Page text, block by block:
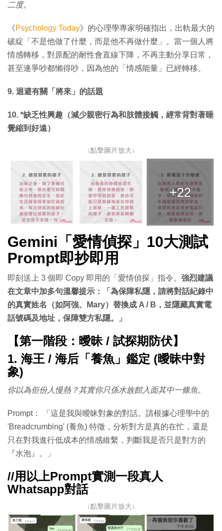
二度。
《Psychology Today》的心理學專家明確指出，出軌最大的
破綻「不是他做了什麼，而是他不再做什麼」。當一個人將
情感轉移，對原配的耐性會直線下降，不再主動分享日常，
甚至連爭吵都懶得吵，因為他的「情感能量」已經轉移。
9. 迴避有關「將來」的話題
10. *缺乏性興趣（減少親密行為和肢體接觸，經常背對著睡
覺縮到好遠）
↓點擊圖片放大↓
+22
Gemini「愛情偵探」10大測試
Prompt即抄即用
即刻送上 3 個即 Copy 即用的「愛情偵探」指令。 強烈建議
在文章中加多句溫馨提示：「為保障私隱，請將對話紀錄中
的真實姓名（如阿強、Mary）替換成 A / B，並隱藏真實電
話號碼及地址，保障雙方私隱。」
【第一階段：曖昧 / 試探期防伏】
1. 海王 / 海后「養魚」鑑定 (曖昧中對
象)
你以為佢份人慢熱？其實你只係水族館入面其中一條魚。
Prompt： 「這是我與曖昧對象的對話。請根據心理學中的
'Breadcrumbing' (養魚) 特徵，分析對方是真的在忙，還是
只在對我進行低成本的情感維繫，判斷我是否只是對方的
『水泡』。」
//用以上Prompt實測一段真人
Whatsapp對話
↓點擊圖片放大↓